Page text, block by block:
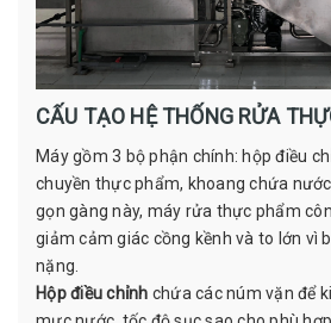
CẤU TẠO HỆ THỐNG RỬA
Máy gồm 3 bộ phận chính: hộp điều
chuyền thực phẩm, khoang chứa
gọn gàng này, máy rửa thực phẩm
giảm cảm giác cồng kềnh và to lớn vì
nặng.
Hộp điều chỉnh chứa các núm vặn để